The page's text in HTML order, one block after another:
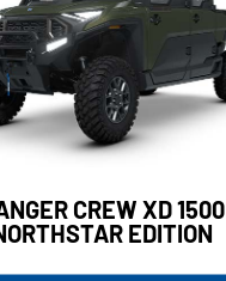
CREW XD 1500
EDITION